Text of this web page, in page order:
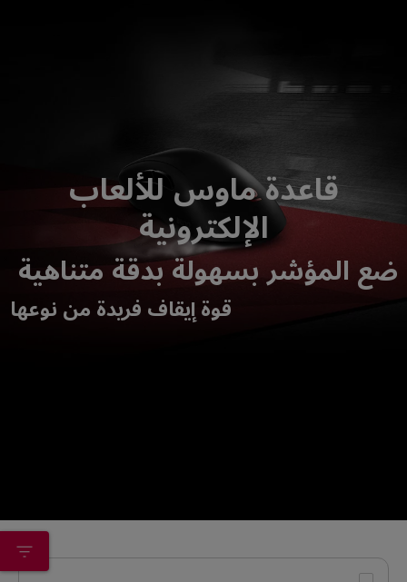
قاعدة ماوس للألعاب
الإلكترونية
ضع المؤشر بسهولة بدقة متناهية
قوة إيقاف فريدة من نوعها